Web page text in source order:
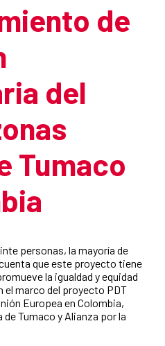
de
del
Tumaco
personas, la mayoría de
que este proyecto tiene
la igualdad y equidad
el marco del proyecto PDT
Europea en Colombia,
de Tumaco y Alianza por la